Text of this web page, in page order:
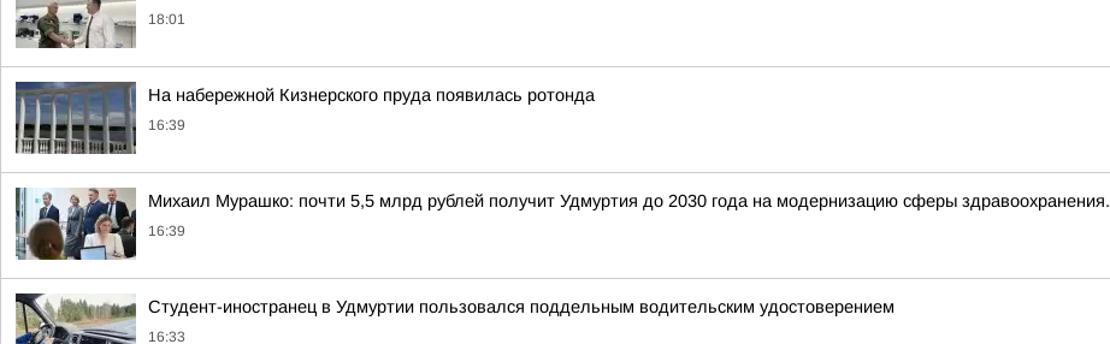
18:01
На набережной Кизнерского пруда появилась ротонда
16:39
Михаил Мурашко: почти 5,5 млрд рублей получит Удмуртия до 2030 года на модернизацию сферы здравоохранения.
16:39
Студент-иностранец в Удмуртии пользовался поддельным водительским удостоверением
16:33